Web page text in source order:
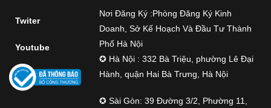
Twiter
Youtube
Nơi Đăng Ký :Phòng Đăng Ký Kinh
Doanh, Sở Kế Hoạch Và Đầu Tư Thành
Phố Hà Nội
✪ Hà Nội : 332 Bà Triệu, phường Lê Đại
Hành, quận Hai Bà Trưng, Hà Nội
✪ Sài Gòn: 39 Đường 3/2, Phường 11,